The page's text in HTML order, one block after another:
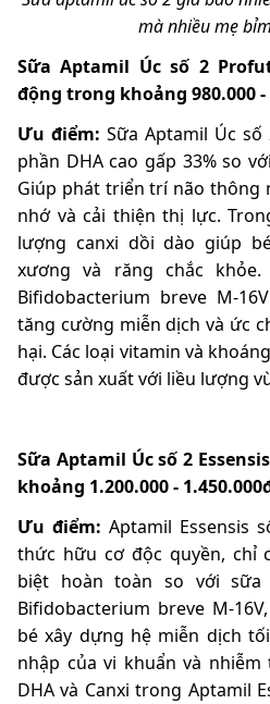
mà nhiều mẹ
Sữa Aptamil Úc số 2
động trong khoảng 980.000 -
Ưu điểm: Sữa Aptamil Úc
phần DHA cao gấp 33% so
Giúp phát triển trí não thông
nhớ và cải thiện thị lực.
lượng canxi dồi dào giúp
xương và răng chắc khỏe.
Bifidobacterium breve M-
tăng cường miễn dịch và ức
hại. Các loại vitamin và
được sản xuất với liều lượng
Sữa Aptamil Úc số 2
khoảng 1.200.000 -
Ưu điểm:Aptamil Essensis
thức hữu cơ độc quyền, chỉ
biệt hoàn toàn so với
Bifidobacterium breve M-
bé xây dựng hệ miễn dịch
nhập của vi khuẩn và
DHA và Canxi trong Aptamil